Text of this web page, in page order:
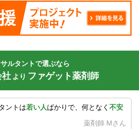
ルタントで選ぶなら
社 より ファゲット薬剤師
ントは若い人ばかりで、何となく 不安
薬剤師 Mさん